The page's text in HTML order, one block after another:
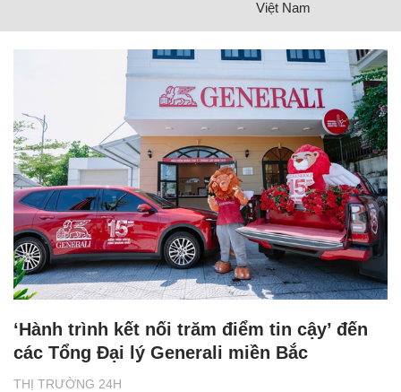
Việt Nam
THỊ TRƯỜNG 24H
‘Hành trình kết nối trăm điểm tin cậy’ đến
các Tổng Đại lý Generali miền Bắc